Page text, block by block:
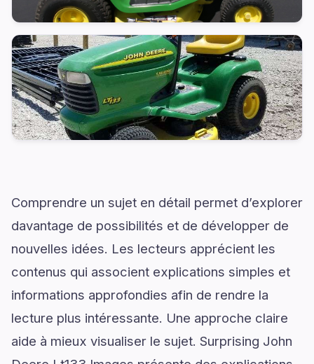
Comprendre un sujet en détail permet d’explorer
davantage de possibilités et de développer de
nouvelles idées. Les lecteurs apprécient les
contenus qui associent explications simples et
informations approfondies afin de rendre la
lecture plus intéressante. Une approche claire
aide à mieux visualiser le sujet. Surprising John